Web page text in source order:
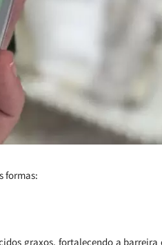
formas:
graxos, fortalecendo a